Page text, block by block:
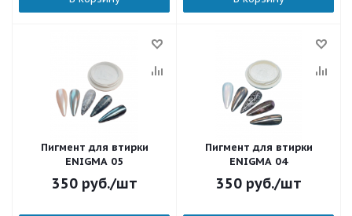
Пигмент для втирки
ENIGMA 05
350руб./шт
Пигмент для втирки
ENIGMA 04
350руб./шт